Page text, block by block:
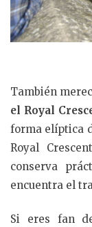
También
el Royal
forma elíptica
Royal
conserva
encuentra el
Si eres fan